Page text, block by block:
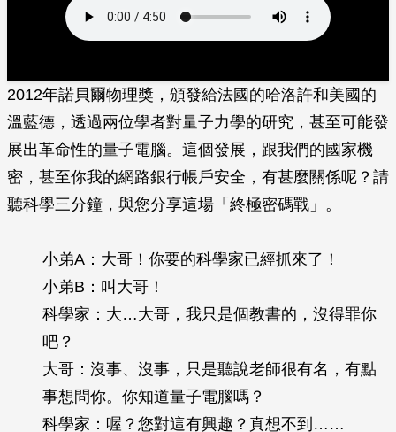
2012年諾貝爾物理獎，頒發給法國的哈洛許和美國的
溫藍德，透過兩位學者對量子力學的研究，甚至可能發
展出革命性的量子電腦。這個發展，跟我們的國家機
密，甚至你我的網路銀行帳戶安全，有甚麼關係呢？請
聽科學三分鐘，與您分享這場「終極密碼戰」。
小弟A：大哥！你要的科學家已經抓來了！
小弟B：叫大哥！
科學家：大…大哥，我只是個教書的，沒得罪你
吧？
大哥：沒事、沒事，只是聽說老師很有名，有點
事想問你。你知道量子電腦嗎？
科學家：喔？您對這有興趣？真想不到……